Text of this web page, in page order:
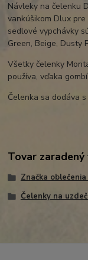
Návleky na čelenku
vankúšikom Dlux
sedlové vypchávky
Green, Beige, Dusty
Všetky čelenky
používa, vďaka
Čelenka sa dodáva
Tovar
Značka
Čelenky na